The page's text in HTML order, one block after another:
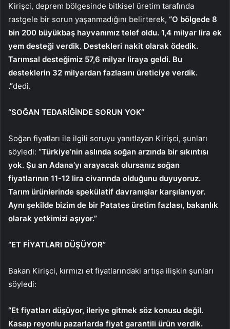
Kirişci, deprem bölgesinde bitkisel üretim tarafında
rastgele bir sorun yaşanmadığını belirterek, “O bölgede 8
bin 200 büyükbaş hayvanımız telef oldu. 1,4 milyar lira ek
yem desteği verdik. Destekleri nakit olarak ödedik.
Tarımsal desteğimiz 57,6 milyar liraya geldi. Bu
desteklerin 32 milyardan fazlasını üreticiye verdik.
.”dedi.
“SOĞAN TEDARİĞİNDE SORUN YOK”
Soğan fiyatları ile ilgili soruyu yanıtlayan Kirişci, şunları
söyledi: “Türkiye’nin aslında soğan arzında bir sıkıntısı
yok. Şu an Adana’yı arayacak olursanız soğan
fiyatlarının 11-12 lira civarında olduğunu duyuyoruz.
Tarım ürünlerinde spekülatif davranışlar karşılanıyor.
Aynı şekilde bizim de bir Patates üretim fazlası, bakanlık
olarak yetkimizi aşıyor.”
“ET FİYATLARI DÜŞÜYOR”
Bakan Kirişci, kırmızı et fiyatlarındaki artışa ilişkin şunları
söyledi:
“Et fiyatları düşüyor, ileriye gitmek söz konusu değil.
Kasap reyonlu pazarlarda fiyat garantili ürün verdik.